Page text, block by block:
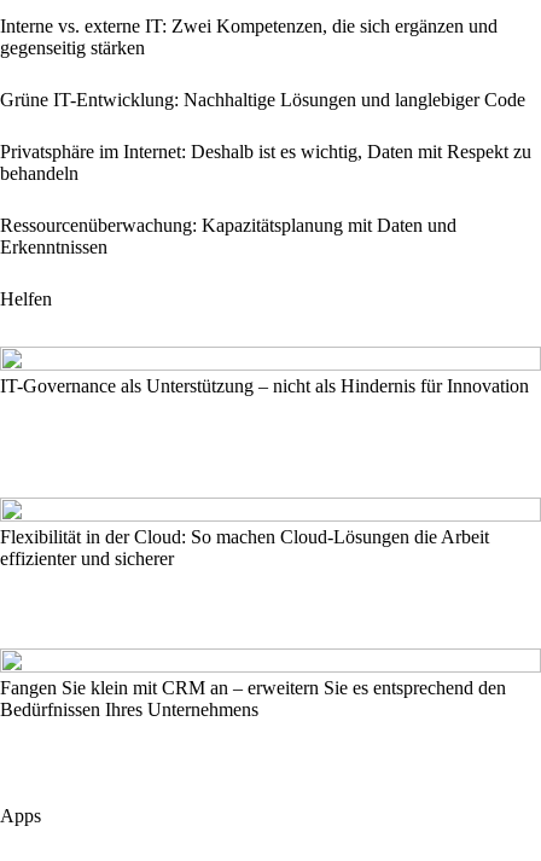
Interne vs. externe IT: Zwei Kompetenzen, die sich ergänzen und
gegenseitig stärken
Grüne IT-Entwicklung: Nachhaltige Lösungen und langlebiger Code
Privatsphäre im Internet: Deshalb ist es wichtig, Daten mit Respekt zu
behandeln
Ressourcenüberwachung: Kapazitätsplanung mit Daten und
Erkenntnissen
Helfen
IT-Governance als Unterstützung – nicht als Hindernis für Innovation
Flexibilität in der Cloud: So machen Cloud-Lösungen die Arbeit
effizienter und sicherer
Fangen Sie klein mit CRM an – erweitern Sie es entsprechend den
Bedürfnissen Ihres Unternehmens
Apps